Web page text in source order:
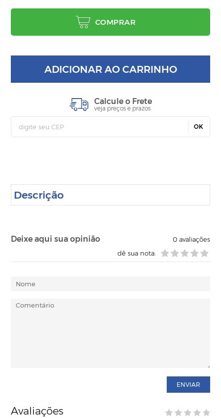
COMPRAR
ADICIONAR AO CARRINHO
Calcule o Frete
veja preços e prazos
OK
Descrição
Deixe aqui sua opinião 0avaliações
dê sua nota:
ENVIAR
Avaliações